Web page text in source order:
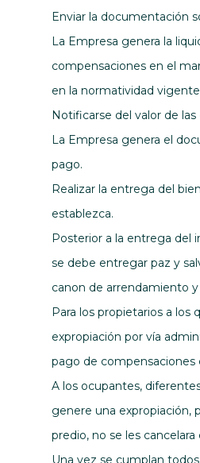
Enviar la documentación
La Empresa genera la
compensaciones en el
en la normatividad
Notificarse del valor de
La Empresa genera el
pago.
Realizar la entrega del
establezca.
Posterior a la entrega del
se debe entregar paz y
canon de arrendamiento y
Para los propietarios a los
expropiación por vía
pago de compensaciones
A los ocupantes,
genere una expropiación,
predio, no se les cancelara
Una vez se cumplan